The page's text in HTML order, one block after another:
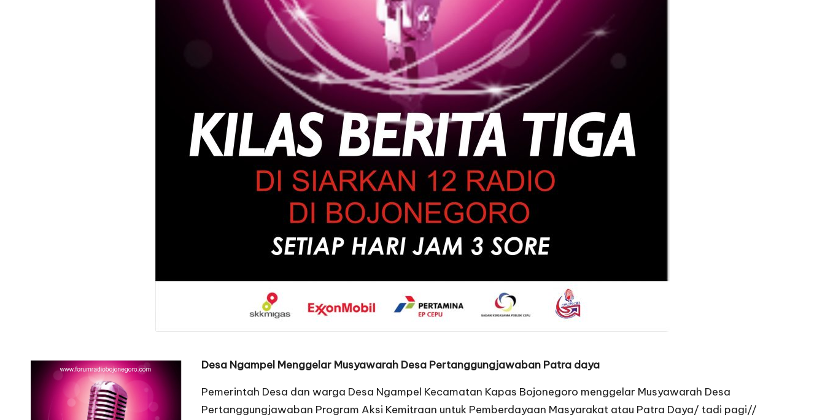
Desa Ngampel Menggelar Musyawarah Desa Pertanggungjawaban Patra daya
Pemerintah Desa dan warga Desa Ngampel Kecamatan Kapas Bojonegoro menggelar Musyawarah Desa
Pertanggungjawaban Program Aksi Kemitraan untuk Pemberdayaan Masyarakat atau Patra Daya/ tadi pagi//